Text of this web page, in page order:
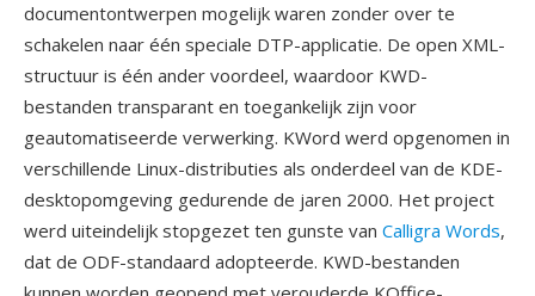
documentontwerpen mogelijk waren zonder over te
schakelen naar één speciale DTP-applicatie. De open XML-
structuur is één ander voordeel, waardoor KWD-
bestanden transparant en toegankelijk zijn voor
geautomatiseerde verwerking. KWord werd opgenomen in
verschillende Linux-distributies als onderdeel van de KDE-
desktopomgeving gedurende de jaren 2000. Het project
werd uiteindelijk stopgezet ten gunste van Calligra Words,
dat de ODF-standaard adopteerde. KWD-bestanden